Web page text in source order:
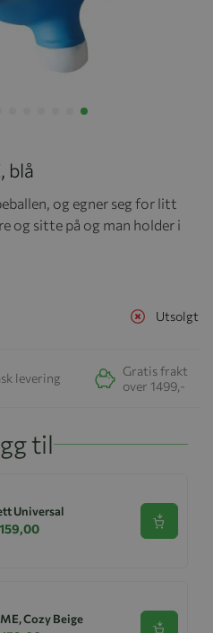
blå
og egner seg for litt
og sitte på og man holder i
Utsolgt
levering
Gratis frakt
over 1499,-
til
Universal
Se
Cozy Beige